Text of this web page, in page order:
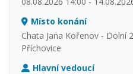
Místo konání
Chata Jana Kořenov - Dolní
Příchovice
Hlavní vedoucí